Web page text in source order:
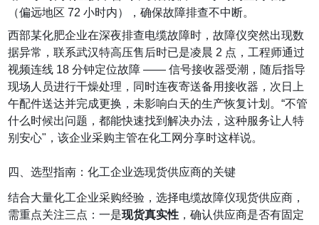
（偏远地区 72 小时内），确保故障排查不中断。
西部某化肥企业在深夜排查电缆故障时，故障仪突然出现数
据异常，联系武汉特高压售后时已是凌晨 2 点，工程师通过
视频连线 18 分钟定位故障 —— 信号接收器受潮，随后指导
现场人员进行干燥处理，同时连夜寄送备用接收器，次日上
午配件送达并完成更换，未影响白天的生产恢复计划。“不管
什么时候出问题，都能快速找到解决办法，这种服务让人特
别安心"，该企业采购主管在化工网分享时这样说。
四、选型指南：化工企业选现货供应商的关键
结合大量化工企业采购经验，选择电缆故障仪现货供应商，
需重点关注三点：一是现货真实性 ，确认供应商是否有固定